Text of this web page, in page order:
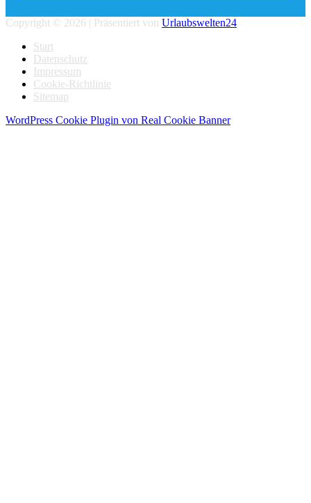
Copyright © 2026 | Präsentiert von Urlaubswelten24
Start
Datenschutz
Impressum
Cookie-Richtlinie
Sitemap
WordPress Cookie Plugin von Real Cookie Banner